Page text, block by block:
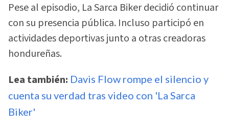
Pese al episodio, La Sarca Biker decidió continuar
con su presencia pública. Incluso participó en
actividades deportivas junto a otras creadoras
hondureñas.
Lea también: Davis Flow rompe el silencio y
cuenta su verdad tras video con 'La Sarca
Biker'